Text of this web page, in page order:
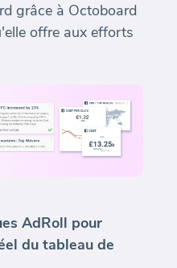
grâce à Octoboard
offre aux efforts
AdRoll pour
du tableau de